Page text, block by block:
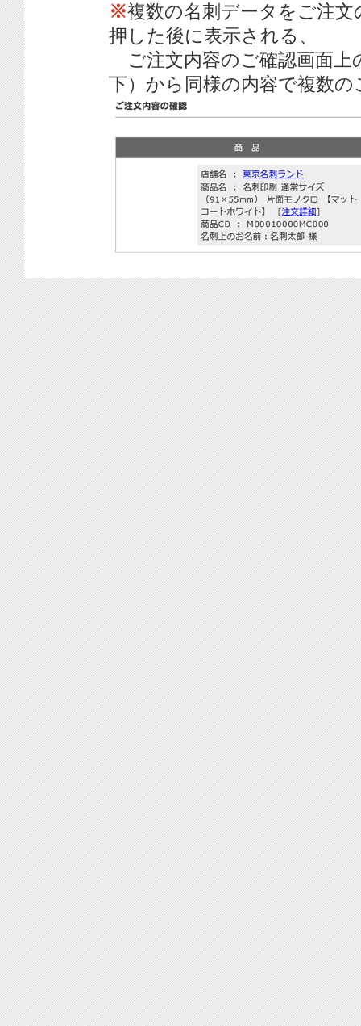
※複数の名刺データをご注
押した後に表示される、
ご注文内容のご確認画面上
下）から同様の内容で複数